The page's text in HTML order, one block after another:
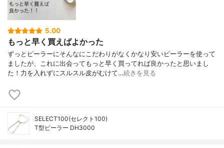
5.00
もっと早く買えばよかった
ずっとピーラーにそんなにこだわりがなくかなり安いピーラーを使って
ましたが、これに出会ってもっと早く買ってれば良かったと思いまし
た！力を入れずにスルスル皮がむけて…続きを見る
SELECT100(セレクト100)
T型ピーラー DH3000